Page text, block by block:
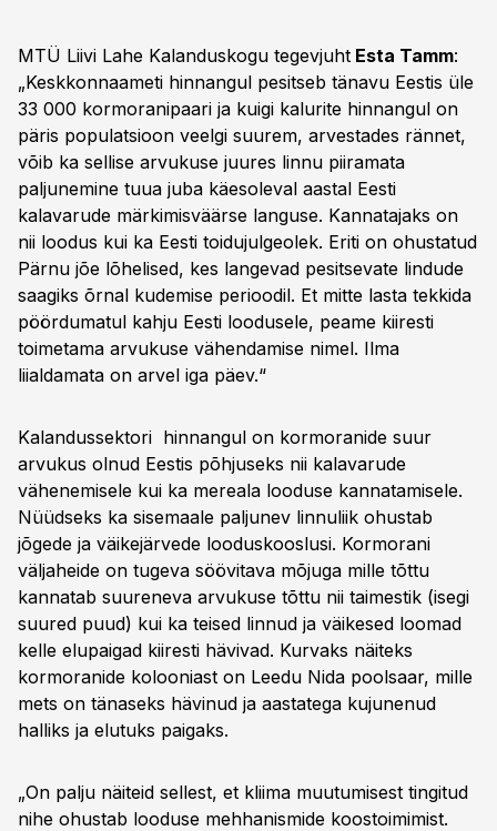
MTÜ Liivi Lahe Kalanduskogu tegevjuht Esta Tamm:
„Keskkonnaameti hinnangul pesitseb tänavu Eestis üle
33 000 kormoranipaari ja kuigi kalurite hinnangul on
päris populatsioon veelgi suurem, arvestades rännet,
võib ka sellise arvukuse juures linnu piiramata
paljunemine tuua juba käesoleval aastal Eesti
kalavarude märkimisväärse languse. Kannatajaks on
nii loodus kui ka Eesti toidujulgeolek. Eriti on ohustatud
Pärnu jõe lõhelised, kes langevad pesitsevate lindude
saagiks õrnal kudemise perioodil. Et mitte lasta tekkida
pöördumatul kahju Eesti loodusele, peame kiiresti
toimetama arvukuse vähendamise nimel. Ilma
liialdamata on arvel iga päev.“
Kalandussektori hinnangul on kormoranide suur
arvukus olnud Eestis põhjuseks nii kalavarude
vähenemisele kui ka mereala looduse kannatamisele.
Nüüdseks ka sisemaale paljunev linnuliik ohustab
jõgede ja väikejärvede looduskooslusi. Kormorani
väljaheide on tugeva söövitava mõjuga mille tõttu
kannatab suureneva arvukuse tõttu nii taimestik (isegi
suured puud) kui ka teised linnud ja väikesed loomad
kelle elupaigad kiiresti hävivad. Kurvaks näiteks
kormoranide kolooniast on Leedu Nida poolsaar, mille
mets on tänaseks hävinud ja aastatega kujunenud
halliks ja elutuks paigaks.
„On palju näiteid sellest, et kliima muutumisest tingitud
nihe ohustab looduse mehhanismide koostoimimist.